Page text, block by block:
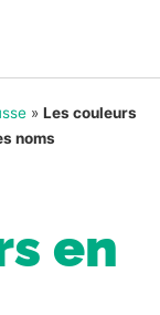
» Les couleurs
noms
en